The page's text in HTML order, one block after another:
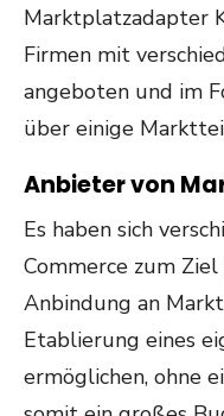
Marktplatzadapter
Firmen mit
angeboten und im
über einige
Anbieter von
Es haben sich
Commerce zum
Anbindung an
Etablierung eines
ermöglichen, ohne